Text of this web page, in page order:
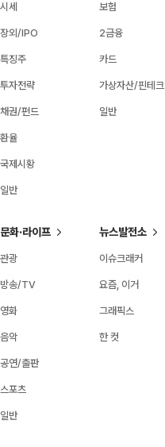
시세
장외/IPO
특징주
투자전략
채권/펀드
환율
국제시황
일반
보험
2금융
카드
가상자산/핀테크
일반
문화·라이프
관광
방송/TV
영화
음악
공연/출판
스포츠
일반
뉴스발전소
이슈크래커
요즘, 이거
그래픽스
한 컷